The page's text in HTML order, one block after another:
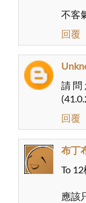
不客
回覆
請
回覆
布丁
To 12
應該